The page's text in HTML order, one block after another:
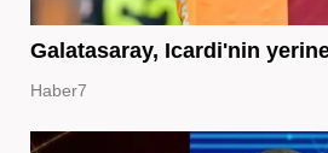
Galatasaray, Icardi'nin
Haber7